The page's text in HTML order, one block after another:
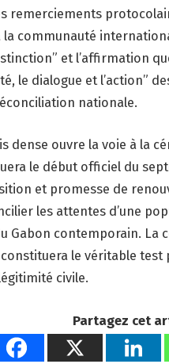
remerciements
communauté
et l’affirmation
le dialogue et l’action”
nationale.
dense ouvre la voie à la
le début officiel du
et promesse de
les attentes d’une
Gabon contemporain. La
le véritable test
civile.
Partagez cet